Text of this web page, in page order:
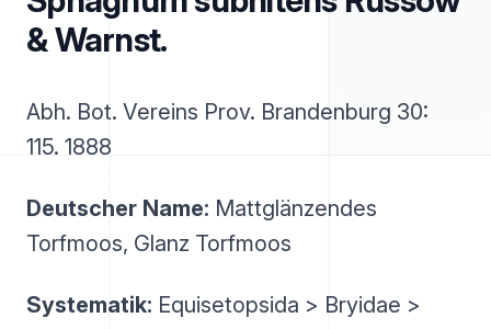
& Warnst.
Abh. Bot. Vereins Prov. Brandenburg 30:
115. 1888
Deutscher Name: Mattglänzendes
Torfmoos, Glanz Torfmoos
Systematik: Equisetopsida > Bryidae >